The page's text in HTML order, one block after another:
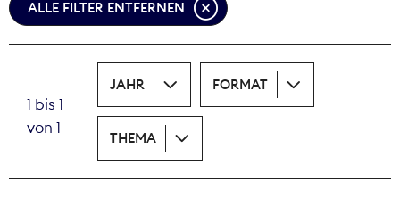
Print
Recht
Tarifpolitik
Theodor-Wolff-Preis
ALLE FILTER ENTFERNEN
1 bis 1
von 1
JAHR FORMAT
THEMA